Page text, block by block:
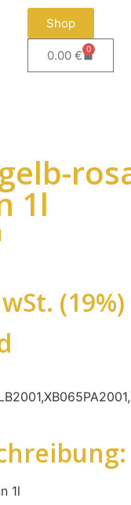
Shop
0.00€ 0
1l
(19%)
1l